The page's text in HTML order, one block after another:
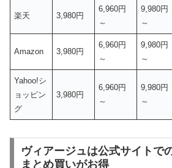
楽天 3,980円
6,960円
～
9,980円
～
Amazon 3,980円
6,960円
～
9,980円
～
Yahoo!シ
ョッピン
グ
3,980円
6,960円
～
9,980円
～
ヴィアージュは公式サイトで
まとめ買いがお得